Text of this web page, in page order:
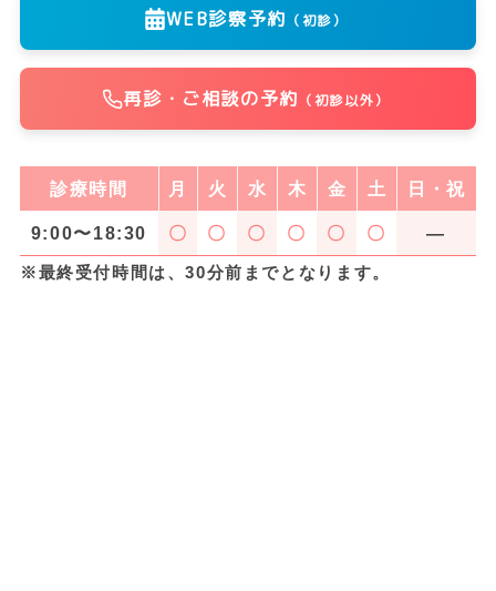
WEB診察予約 （初診）
再診・ご相談の予約 （初診以外）
診療時間 月 火 水 木 金 土 日・祝
9:00〜18:30 〇 〇 〇 〇 〇 〇 ―
※最終受付時間は、30分前までとなります。